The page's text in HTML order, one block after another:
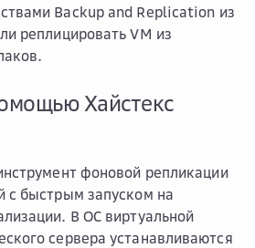
Backup and Replication из
реплицировать VM из
Хайстекс
фоновой репликации
с быстрым запуском на
В ОС виртуальной
сервера устанавливаются